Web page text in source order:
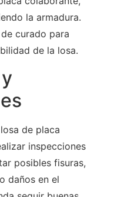
la armadura.
curado para
de la losa.
de placa
inspecciones
posibles fisuras,
daños en el